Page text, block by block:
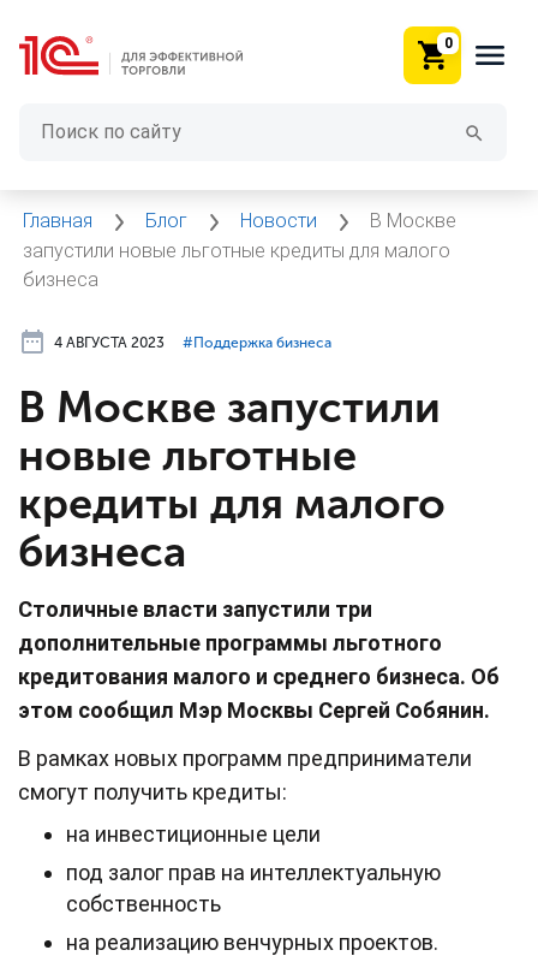
0
Главная Блог Новости
В Москве
запустили новые льготные кредиты для малого
бизнеса
4 АВГУСТА 2023 #⁣Поддержка бизнеса
В Москве запустили
новые льготные
кредиты для малого
бизнеса
Столичные власти запустили три
дополнительные программы льготного
кредитования малого и среднего бизнеса. Об
этом сообщил Мэр Москвы Сергей Собянин.
В рамках новых программ предприниматели
смогут получить кредиты:
на инвестиционные цели
под залог прав на интеллектуальную
собственность
на реализацию венчурных проектов.